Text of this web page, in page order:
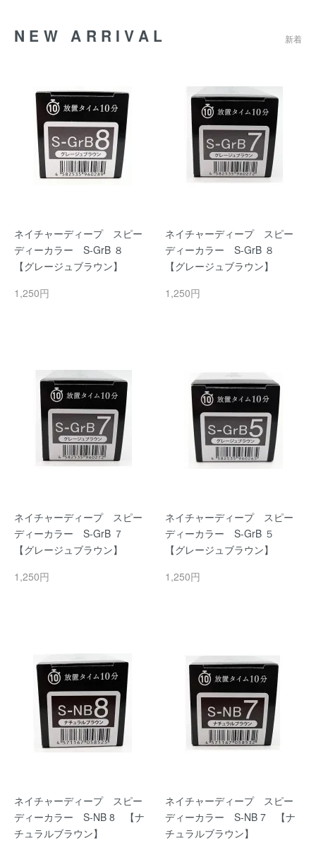
NEW ARRIVAL 新着
ネイチャーディープ スピー
ディーカラー S-GrB ８
【グレージュブラウン】
1,250円
ネイチャーディープ スピー
ディーカラー S-GrB ８
【グレージュブラウン】
1,250円
ネイチャーディープ スピー
ディーカラー S-GrB ７
【グレージュブラウン】
1,250円
ネイチャーディープ スピー
ディーカラー S-GrB ５
【グレージュブラウン】
1,250円
ネイチャーディープ スピー
ディーカラー S-NB 8 【ナ
チュラルブラウン】
ネイチャーディープ スピー
ディーカラー S-NB 7 【ナ
チュラルブラウン】